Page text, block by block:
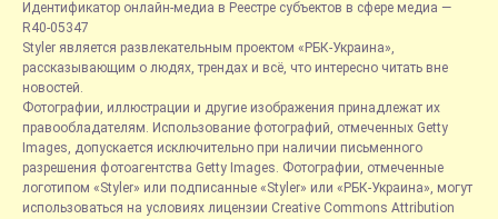
Идентификатор онлайн-медиа в Реестре субъектов в сфере медиа —
R40-05347
Styler является развлекательным проектом «РБК-Украина»,
рассказывающим о людях, трендах и всё, что интересно читать вне
новостей.
Фотографии, иллюстрации и другие изображения принадлежат их
правообладателям. Использование фотографий, отмеченных Getty
Images, допускается исключительно при наличии письменного
разрешения фотоагентства Getty Images. Фотографии, отмеченные
логотипом «Styler» или подписанные «Styler» или «РБК-Украина», могут
использоваться на условиях лицензии Creative Commons Attribution